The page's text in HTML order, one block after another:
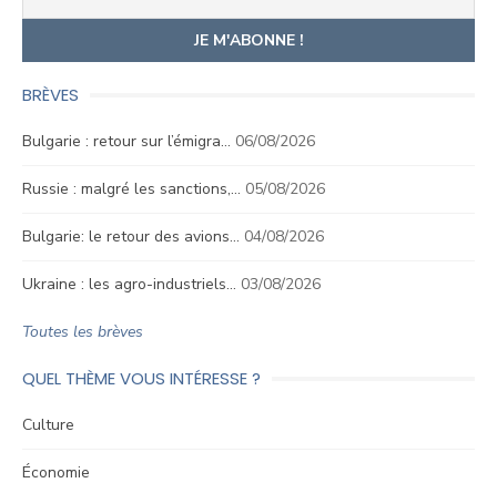
BRÈVES
Bulgarie : retour sur l’émigra… 06/08/2026
Russie : malgré les sanctions,… 05/08/2026
Bulgarie: le retour des avions… 04/08/2026
Ukraine : les agro-industriels… 03/08/2026
Toutes les brèves
QUEL THÈME VOUS INTÉRESSE ?
Culture
Économie